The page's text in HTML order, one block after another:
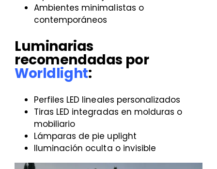
Ambientes minimalistas o
contemporáneos
Luminarias
recomendadas por
Worldlight:
Perfiles LED lineales personalizados
Tiras LED integradas en molduras o
mobiliario
Lámparas de pie uplight
Iluminación oculta o invisible